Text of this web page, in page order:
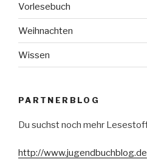
Vorlesebuch
Weihnachten
Wissen
PARTNERBLOG
Du suchst noch mehr
http://www.jugendbuchblog.de